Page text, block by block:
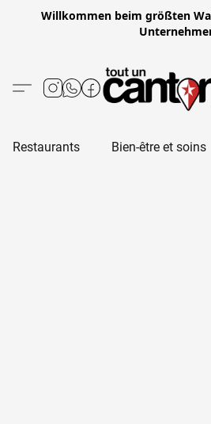
Willkommen beim größten
Restaurants Bien-être et soins